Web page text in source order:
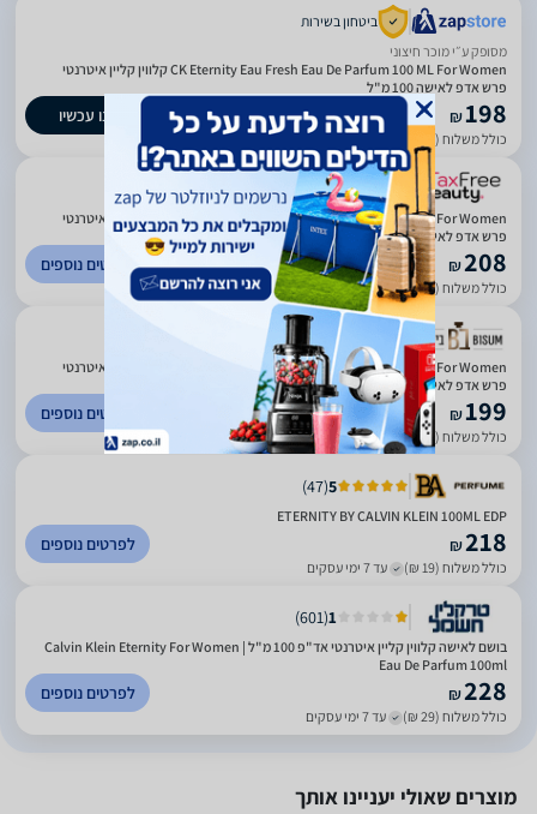
ביטחון בשירות
מסופק ע״י מוכר חיצוני
CK Eternity Eau Fresh Eau De Parfum 100 ML For Women קלווין קליין איטרנטי
פרש אדפ לאישה 100 מ"ל
₪198
כולל משלוח (19 ₪) עד 8 ימי עסקים
קנו עכשיו
0
(
9
)
CK Eternity Eau Fresh Eau De Parfum 100 ML For Women קלווין קליין איטרנטי
פרש אדפ לאישה 100 מ"ל
₪208
כולל משלוח (29 ₪) עד 5 ימי עסקים
לפרטים נוספים
CK Eternity Eau Fresh Eau De Parfum 100 ML For Women קלווין קליין איטרנטי
פרש אדפ לאישה 100 מ"ל
₪199
כולל משלוח (20 ₪) עד 3 ימי עסקים
לפרטים נוספים
5
(
47
)
ETERNITY BY CALVIN KLEIN 100ML EDP
₪218
כולל משלוח (19 ₪) עד 7 ימי עסקים
לפרטים נוספים
1
(
601
)
בושם לאישה קלווין קליין איטרנטי אד"פ 100 מ"ל | Calvin Klein Eternity For Women
Eau De Parfum 100ml
₪228
כולל משלוח (29 ₪) עד 7 ימי עסקים
לפרטים נוספים
מוצרים שאולי יעניינו אותך